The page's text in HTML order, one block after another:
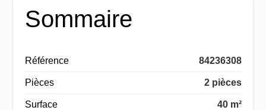
Sommaire
Référence 84236308
Pièces 2 pièces
Surface 40 m²